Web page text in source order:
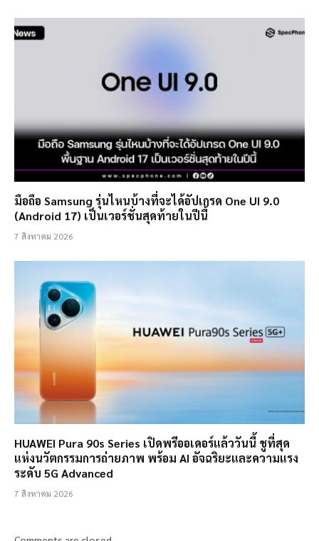
มือถือ Samsung รุ่นไหนบ้างที่จะได้อัปเกรด One UI 9.0
(Android 17) เป็นเวอร์ชั่นสุดท้ายในปีนี้
7 สิงหาคม 2026
HUAWEI Pura 90s Series เปิดพรีออเดอร์แล้ววันนี้ ชูที่สุด
แห่งนวัตกรรมการถ่ายภาพ พร้อม AI อัจฉริยะและความแรง
ระดับ 5G Advanced
7 สิงหาคม 2026